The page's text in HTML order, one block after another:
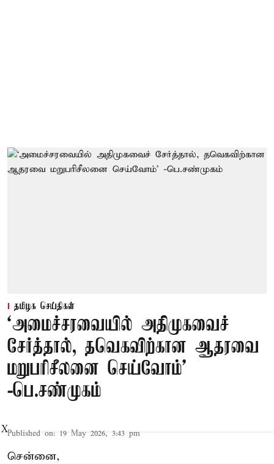
தமிழக செய்திகள்
‘அமைச்சரவையில் அதிமுகவைச்
சேர்த்தால், தவெகவிற்கான ஆதரவை
மறுபரிசீலனை செய்வோம்'
-பெ.சண்முகம்
Published on: 19 May 2026, 3:43 pm
சென்னை,
X